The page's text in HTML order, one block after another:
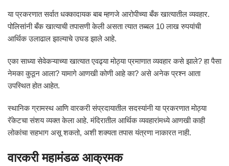
या प्रकरणात सर्वात धक्कादायक बाब म्हणजे आरोपीच्या बँक खात्यातील व्यवहार.
पोलिसांनी बँक खात्याची तपासणी केली असता त्यात तब्बल 10 लाख रुपयांची
आर्थिक उलाढाल झाल्याचे उघड झाले आहे.
एका साध्या सेवेकऱ्याच्या खात्यात एवढ्या मोठ्या प्रमाणात व्यवहार कसे झाले? हा पैसा
नेमका कुठून आला? यामागे आणखी कोणी आहे का? असे अनेक प्रश्न आता
उपस्थित होत आहेत.
स्थानिक ग्रामस्थ आणि वारकरी संप्रदायातील सदस्यांनी या प्रकरणात मोठ्या
रॅकेटचा संशय व्यक्त केला आहे. मंदिरातील आर्थिक व्यवहारांमध्ये आणखी काही
लोकांचा सहभाग असू शकतो, अशी शक्यता तपास यंत्रणा नाकारत नाही.
वारकरी महामंडळ आक्रमक